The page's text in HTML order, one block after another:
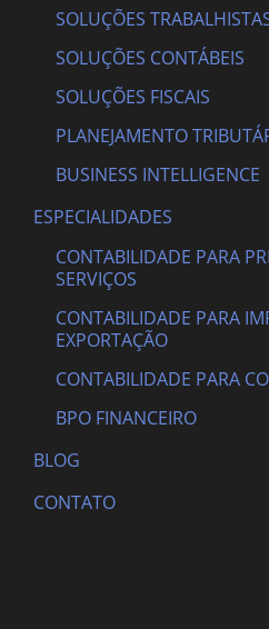
SOLUÇÕES
SOLUÇÕES CONTÁBEIS
SOLUÇÕES FISCAIS
PLANEJAMENTO
BUSINESS INTELLIGENCE
ESPECIALIDADES
CONTABILIDADE PARA
SERVIÇOS
CONTABILIDADE PARA
EXPORTAÇÃO
CONTABILIDADE PARA
BPO FINANCEIRO
BLOG
CONTATO